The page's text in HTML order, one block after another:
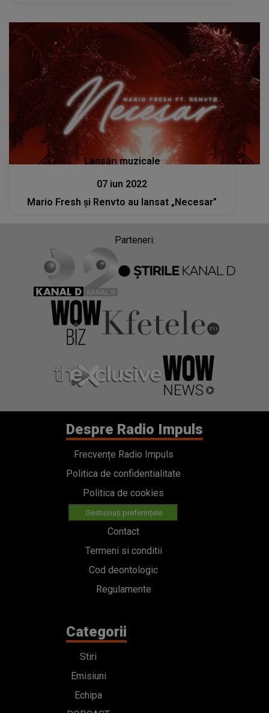
Lansări muzicale
07 iun 2022
Mario Fresh și Renvto au lansat „Necesar”
Parteneri:
Despre Radio Impuls
Frecvențe Radio Impuls
Politica de confidentialitate
Politica de cookies
Gestionați preferințele
Contact
Termeni si conditii
Cod deontologic
Regulamente
Categorii
Stiri
Emisiuni
Echipa